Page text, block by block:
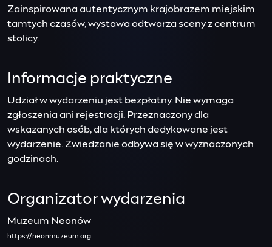
Zainspirowana autentycznym krajobrazem miejskim
tamtych czasów, wystawa odtwarza sceny z centrum
stolicy.
Informacje praktyczne
Udział w wydarzeniu jest bezpłatny. Nie wymaga
zgłoszenia ani rejestracji. Przeznaczony dla
wskazanych osób, dla których dedykowane jest
wydarzenie. Zwiedzanie odbywa się w wyznaczonych
godzinach.
Organizator wydarzenia
Muzeum Neonów
https://neonmuzeum.org